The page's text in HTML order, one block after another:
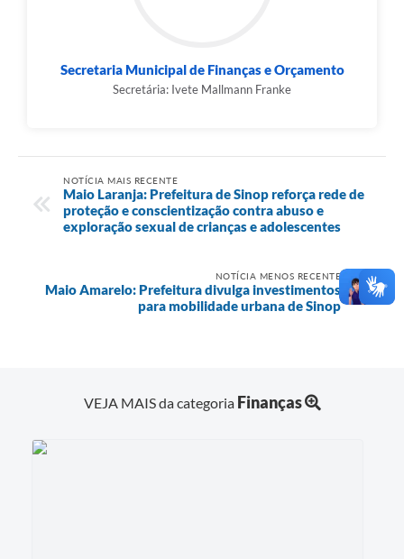
Secretaria Municipal de Finanças e Orçamento
Secretária: Ivete Mallmann Franke
NOTÍCIA MAIS RECENTE
Maio Laranja: Prefeitura de Sinop reforça rede de
proteção e conscientização contra abuso e
exploração sexual de crianças e adolescentes
NOTÍCIA MENOS RECENTE
Maio Amarelo: Prefeitura divulga investimentos
para mobilidade urbana de Sinop
VEJA MAIS da categoria Finanças